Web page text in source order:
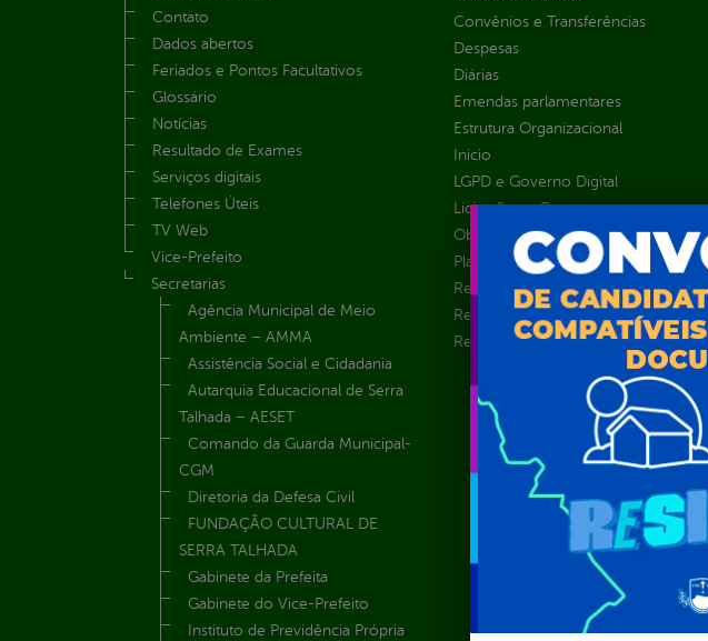
Contato
Dados abertos
Feriados e Pontos Facultativos
Glossário
Notícias
Resultado de Exames
Serviços digitais
Telefones Úteis
TV Web
Vice-Prefeito
Secretarias
Agência Municipal de Meio
Ambiente – AMMA
Assistência Social e Cidadania
Autarquia Educacional de Serra
Talhada – AESET
Comando da Guarda Municipal-
CGM
Diretoria da Defesa Civil
FUNDAÇÃO CULTURAL DE
SERRA TALHADA
Gabinete da Prefeita
Gabinete do Vice-Prefeito
Instituto de Previdência Própria
Convênios e Transferências
Despesas
Diárias
Emendas parlamentares
Estrutura Organizacional
Inicio
LGPD e Governo Digital
Licitações e Contratos
Obras Públicas
Planejamento e Prestação de Contas
Receitas
Recursos Humanos
Renúncias de Receitas